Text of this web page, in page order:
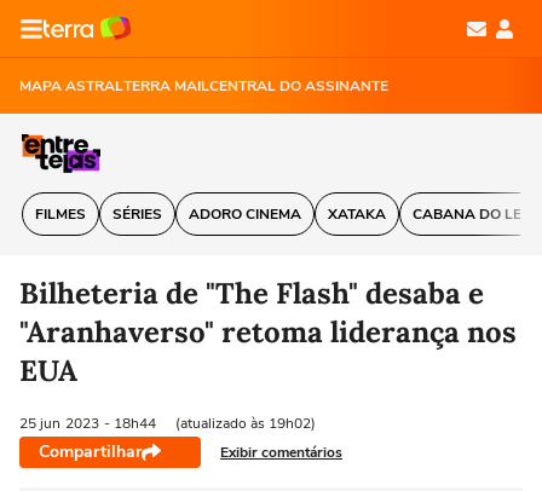
MAPA ASTRALTERRA MAILCENTRAL DO ASSINANTE
FILMES SÉRIES ADORO CINEMA XATAKA CABANA DO
Bilheteria de "The Flash" desaba e
"Aranhaverso" retoma liderança nos
EUA
25 jun 2023 - 18h44 (atualizado às 19h02)
Compartilhar Exibir comentários